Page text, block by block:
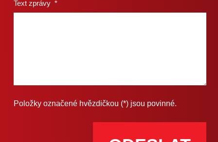
Text zprávy *
Položky označené hvězdičkou (*) jsou povinné.